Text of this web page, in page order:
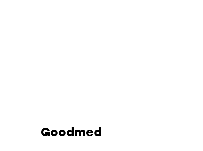
Goodmed